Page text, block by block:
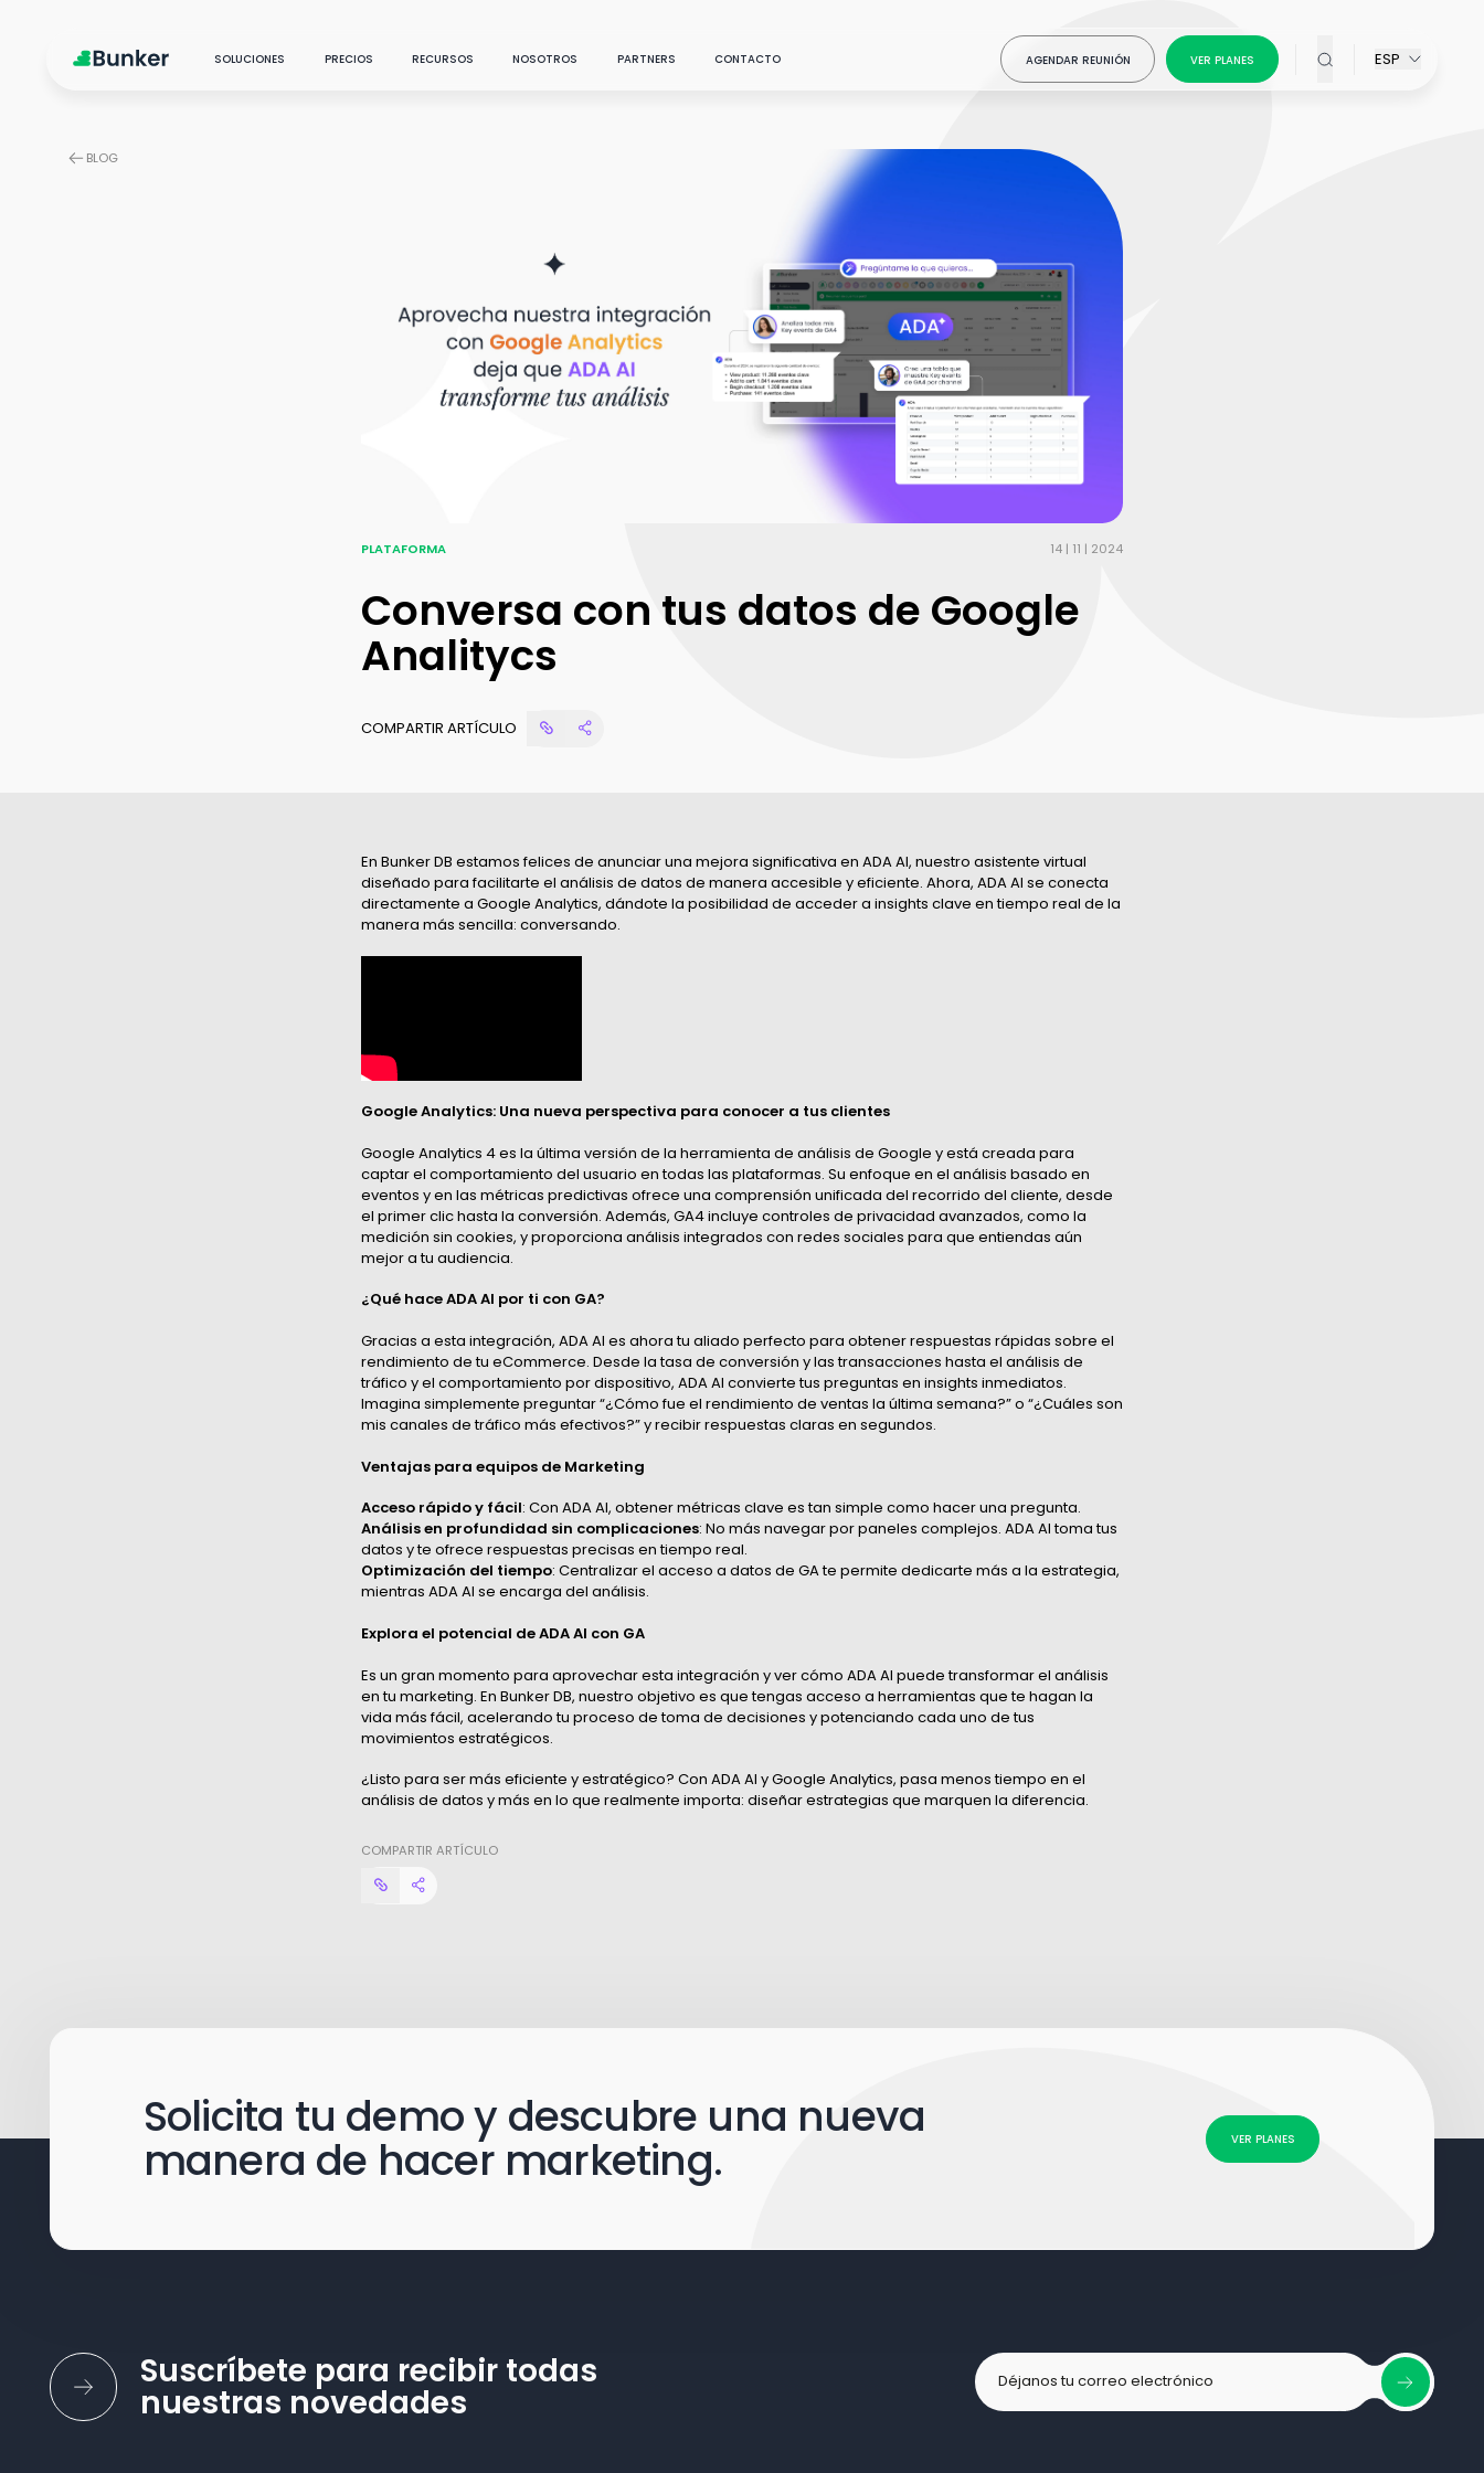
SOLUCIONES
Conecta todo lo que
necesitas en un sólo
Artificial Intelligence
Conversa con tus datos:
AI generativa aplicada al
Gestiona fácilmente tus
bases de datos
Marketing Science
LO NUEVO
Marketing Science solutions
que aplican data science for
marketing para optimizar la
toma de decisiones y
maximizar el ROI.
CONOCÉ MÁS
PRECIOS RECURSOS
Podcast
Case studies
Transforma tus creativos en
datos accionables con Creative
Intelligence. Automatiza el
análisis de c
NOSOTROS PARTNERS
Encuentra un aliado
CONTACTO AGENDAR REUNIÓN VER PLANES ESP
BLOG
PLATAFORMA 14 | 11 | 2024
Conversa con tus datos de Google
Analitycs
COMPARTIR ARTÍCULO
En Bunker DB estamos felices de anunciar una mejora significativa en ADA AI, nuestro asistente virtual
diseñado para facilitarte el análisis de datos de manera accesible y eficiente. Ahora, ADA AI se conecta
directamente a Google Analytics, dándote la posibilidad de acceder a insights clave en tiempo real de la
manera más sencilla: conversando.
Google Analytics: Una nueva perspectiva para conocer a tus clientes
Google Analytics 4 es la última versión de la herramienta de análisis de Google y está creada para
captar el comportamiento del usuario en todas las plataformas. Su enfoque en el análisis basado en
eventos y en las métricas predictivas ofrece una comprensión unificada del recorrido del cliente, desde
el primer clic hasta la conversión. Además, GA4 incluye controles de privacidad avanzados, como la
medición sin cookies, y proporciona análisis integrados con redes sociales para que entiendas aún
mejor a tu audiencia.
¿Qué hace ADA AI por ti con GA?
Gracias a esta integración, ADA AI es ahora tu aliado perfecto para obtener respuestas rápidas sobre el
rendimiento de tu eCommerce. Desde la tasa de conversión y las transacciones hasta el análisis de
tráfico y el comportamiento por dispositivo, ADA AI convierte tus preguntas en insights inmediatos.
Imagina simplemente preguntar “¿Cómo fue el rendimiento de ventas la última semana?” o “¿Cuáles son
mis canales de tráfico más efectivos?” y recibir respuestas claras en segundos.
Ventajas para equipos de Marketing
Acceso rápido y fácil: Con ADA AI, obtener métricas clave es tan simple como hacer una pregunta.
Análisis en profundidad sin complicaciones: No más navegar por paneles complejos. ADA AI toma tus
datos y te ofrece respuestas precisas en tiempo real.
Optimización del tiempo: Centralizar el acceso a datos de GA te permite dedicarte más a la estrategia,
mientras ADA AI se encarga del análisis.
Explora el potencial de ADA AI con GA
Es un gran momento para aprovechar esta integración y ver cómo ADA AI puede transformar el análisis
en tu marketing. En Bunker DB, nuestro objetivo es que tengas acceso a herramientas que te hagan la
vida más fácil, acelerando tu proceso de toma de decisiones y potenciando cada uno de tus
movimientos estratégicos.
¿Listo para ser más eficiente y estratégico? Con ADA AI y Google Analytics, pasa menos tiempo en el
análisis de datos y más en lo que realmente importa: diseñar estrategias que marquen la diferencia.
COMPARTIR ARTÍCULO
Solicita tu demo y descubre una nueva
manera de hacer marketing. VER PLANES
Suscríbete para recibir todas
nuestras novedades